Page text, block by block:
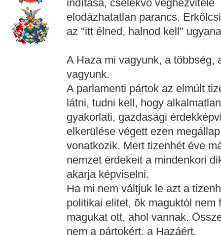
indítása, cselekvõ véghezvitele
elodázhatatlan parancs.
az "itt élned, halnod kell"
A Haza mi vagyunk, a többség,
vagyunk.
A parlamenti pártok az elmúlt
látni, tudni kell, hogy
gyakorlati, gazdasági
elkerülése végett ezen
vonatkozik. Mert tizenhét éve
nemzet érdekeit a mindenkori
akarja képviselni.
Ha mi nem váltjuk le azt a
politikai elitet, õk maguktól
magukat ott, ahol vannak.
nem a pártokért, a Hazáért.